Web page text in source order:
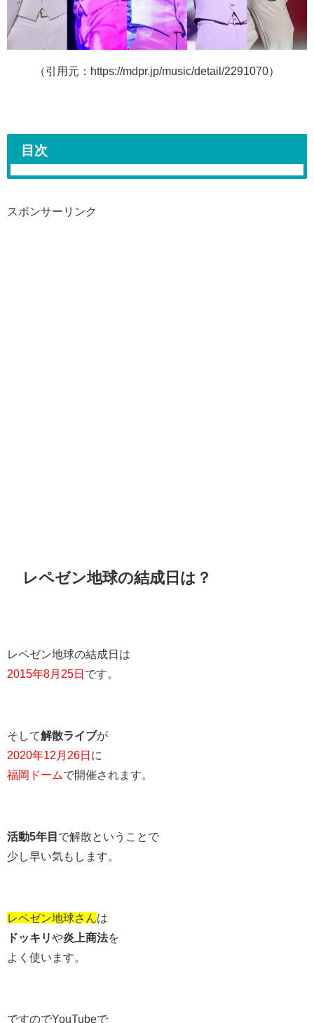
（引用元：https://mdpr.jp/music/detail/2291070）
目次
スポンサーリンク
レペゼン地球の結成日は？
レペゼン地球の結成日は
2015年8月25日 です。
そして解散ライブが
2020年12月26日 に
福岡ドームで開催されます。
活動5年目 で解散ということで
少し早い気もします。
レペゼン地球さん は
ドッキリや炎上商法を
よく使います。
ですのでYouTubeで